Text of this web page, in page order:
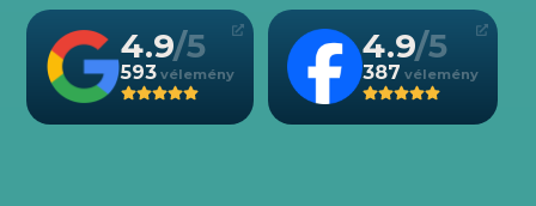
4.9
593
4.9
387